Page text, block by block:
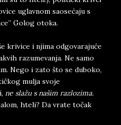
uglavnom saosećaju s
Golog otoka.
krivice i njima odgovarajuće
razumevanja. Ne samo
Nego i zato što se duboko,
mulja svoje
ne slažu s našim razlozima.
hteli? Da vrate točak